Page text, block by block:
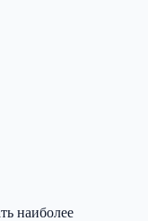
наиболее